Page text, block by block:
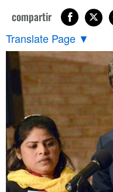
compartir
Translate Page ▼